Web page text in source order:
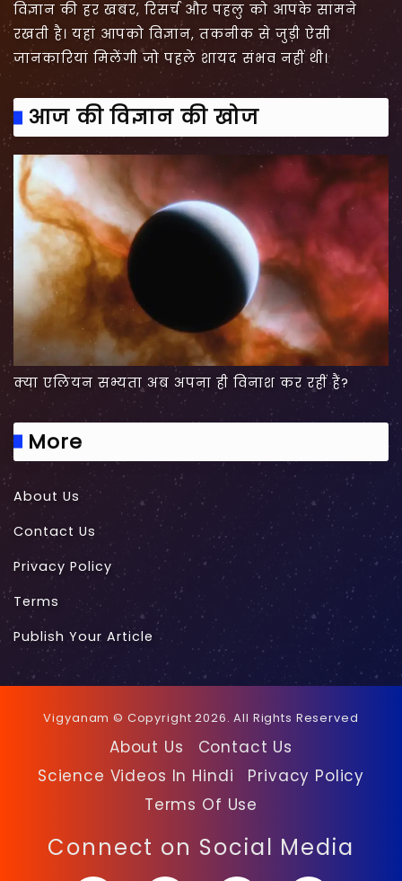
विज्ञान की हर खबर, रिसर्च और पहलु को आपके सामने
रखती है। यहां आपको विज्ञान, तकनीक से जुड़ी ऐसी
जानकारियां मिलेंगी जो पहले शायद संभव नहीं थी।
आज की विज्ञान की खोज
क्या एलियन सभ्यता अब अपना ही विनाश कर रहीं हैं?
More
About Us
Contact Us
Privacy Policy
Terms
Publish Your Article
Vigyanam © Copyright 2026. All Rights Reserved
About Us
Contact Us
Science Videos In Hindi
Privacy Policy
Terms Of Use